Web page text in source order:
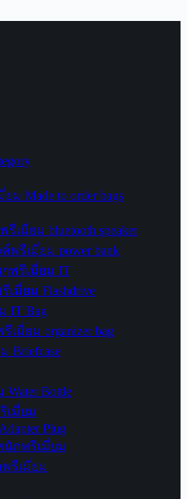
ม Made to order bags
เมี่ยม bluetooth speaker
พรีเมี่ยม power bank
พรีเมี่ยม IT
มี่ยม Flashdrive
IT Bag
เมี่ยม organizer bag
Briefcase
Bottle
เมี่ยม
Plug
นักพรีเมี่ยม
รีเมี่ยม